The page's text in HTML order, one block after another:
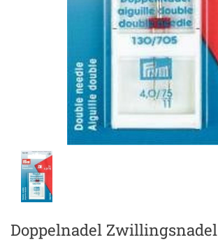
Doppelnadel Zwillingsnadel